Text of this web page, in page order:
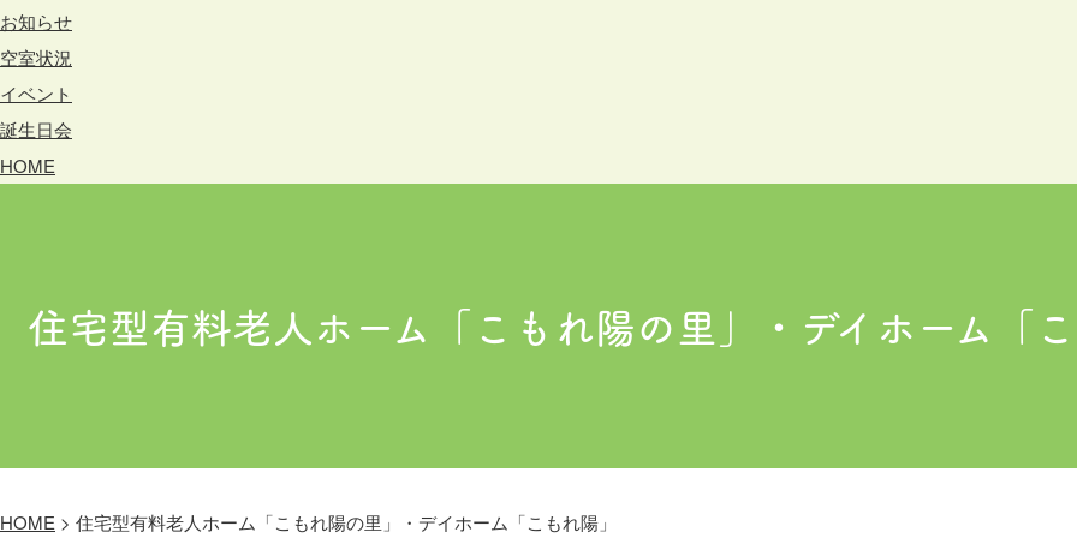
お知らせ
空室状況
イベント
誕生日会
HOME
住宅型有料老人ホーム「こもれ陽の里」・デイホーム「こ
HOME > 住宅型有料老人ホーム「こもれ陽の里」・デイホーム「こもれ陽」